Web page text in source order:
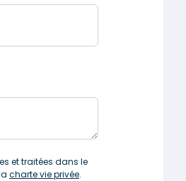
et traitées dans le
charte vie privée.